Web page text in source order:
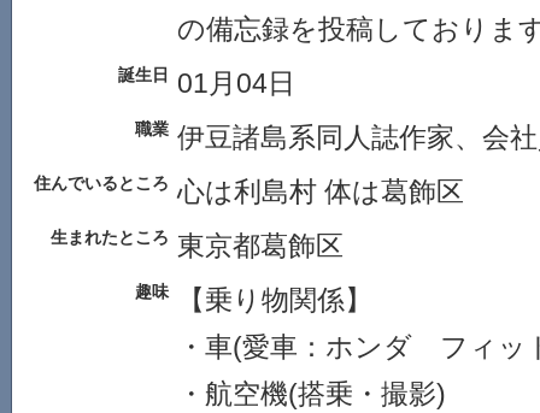
の備忘録を投稿しておりま
誕生日 01月04日
職業 伊豆諸島系同人誌作家、会
住んでいるところ 心は利島村 体は葛飾区
生まれたところ 東京都葛飾区
趣味
【乗り物関係】
・車(愛車：ホンダ フィッ
・航空機(搭乗・撮影)